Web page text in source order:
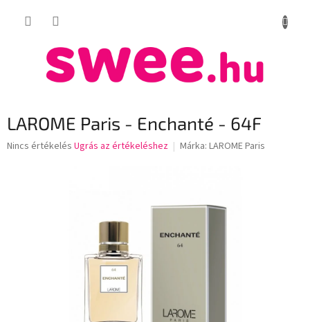
KOSÁR
LAROME Paris - Enchanté - 64F
A
Nincs értékelés Ugrás az értékeléshez Márka: LAROME Paris